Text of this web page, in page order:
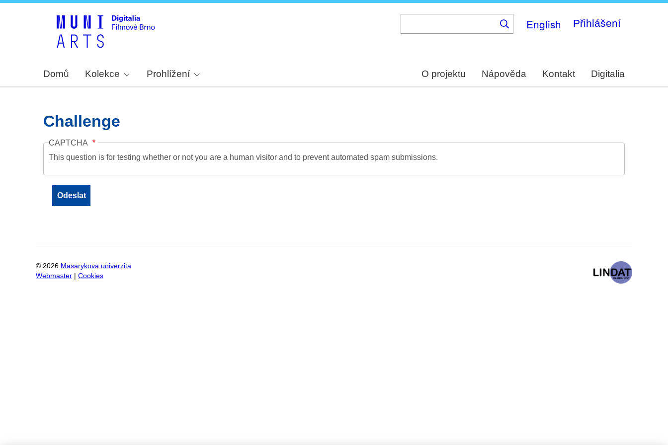
English Přihlášení
Domů Kolekce Prohlížení O projektu Nápověda Kontakt Digitalia
Challenge
CAPTCHA
This question is for testing whether or not you are a human visitor and to prevent automated spam submissions.
© 2026 Masarykova univerzita
Webmaster
Cookies